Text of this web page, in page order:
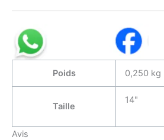
Poids 0,250 kg
Taille
14"
Avis